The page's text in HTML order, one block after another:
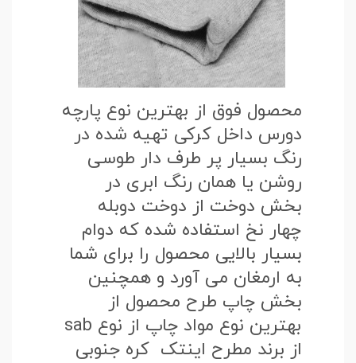
محصول فوق از بهترین نوع پارچه
دورس داخل کرکی تهیه شده در
رنگ بسیار پر طرف دار طوسی
روشن یا همان رنگ ابری در
بخش دوخت از دوخت دوبله
چهار نخ استفاده شده که دوام
بسیار بالایی محصول را برای شما
به ارمغان می آورد و همچنین
بخش چاپ طرح محصول از
بهترین نوع مواد چاپ از نوع sab
از برند مطرح اینتک کره جنوبی